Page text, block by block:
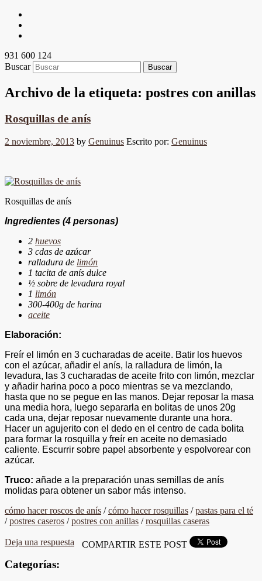
931 600 124
Buscar
Archivo de la etiqueta: postres con anillas
Rosquillas de anís
2 noviembre, 2013 by Genuinus Escrito por: Genuinus
Rosquillas de anís
Ingredientes (4 personas)
2 huevos
3 cdas de azúcar
ralladura de limón
1 tacita de anís dulce
½ sobre de levadura royal
1 limón
300-400g de harina
aceite
Elaboración:
Freír el limón en 3 cucharadas de aceite. Batir los huevos
con el azúcar, añadir el anís, la ralladura de limón, la
levadura, las 3 cucharadas de aceite frito con limón, mezclar
y añadir harina poco a poco mientras se va mezclando,
hasta que no se pegue en las manos. Dejar reposar la masa
una media hora, luego separarla en bolitas de unos 20g
cada una, dejar reposar nuevamente durante una hora.
Hacer un agujerito con el dedo en el centro de cada bolita
para formar la rosquilla y freír en aceite no demasiado
caliente. Escurrir sobre papel absorbente y espolvorear con
azúcar.
Truco: añade a la preparación unas semillas de anís
molidas para obtener un sabor más intenso.
cómo hacer roscos de anís /cómo hacer rosquillas /pastas para el té
/postres caseros /postres con anillas /rosquillas caseras
Deja una respuesta COMPARTIR ESTE POST
Categorías: